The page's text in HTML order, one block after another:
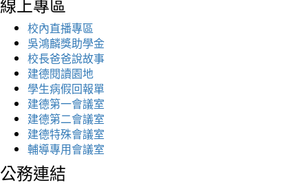
校內直播專區
吳鴻麟獎助學金
校長爸爸說故事
建德閱讀園地
學生病假回報單
建德第一會議室
建德第二會議室
建德特殊會議室
輔導專用會議室
公務連結